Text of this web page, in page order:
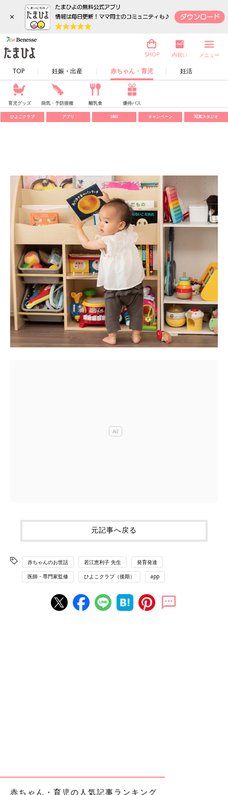
×
TOP 妊娠・出産 赤ちゃん・育児 妊活
SHOP 内祝い メニュー
育児グッズ 病気・予防接種 離乳食 優待パス
ひよこクラブ アプリ SNS キャンペーン 写真スタジオ
元記事へ戻る
赤ちゃんのお世話 若江恵利子 先生 発育発達
医師・専門家監修 ひよこクラブ（後期） app
赤ちゃん・育児の人気記事ランキング